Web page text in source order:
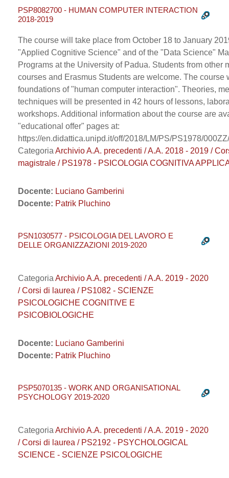
PSP8082700 - HUMAN COMPUTER INTERACTION
2018-2019
The course will take place from October 18 to January
"Applied Cognitive Science" and of the "Data Science"
Programs at the University of Padua. Students from other
courses and Erasmus Students are welcome. The course
foundations of "human computer interaction". Theories,
techniques will be presented in 42 hours of lessons,
workshops. Additional information about the course are
"educational offer" pages at:
https://en.didattica.unipd.it/off/2018/LM/PS/PS1978/
Categoria Archivio A.A. precedenti / A.A. 2018 - 2019 /
magistrale / PS1978 - PSICOLOGIA COGNITIVA
Docente: Luciano Gamberini
Docente: Patrik Pluchino
PSN1030577 - PSICOLOGIA DEL LAVORO E
DELLE ORGANIZZAZIONI 2019-2020
Categoria Archivio A.A. precedenti / A.A. 2019 - 2020
/ Corsi di laurea / PS1082 - SCIENZE
PSICOLOGICHE COGNITIVE E
PSICOBIOLOGICHE
Docente: Luciano Gamberini
Docente: Patrik Pluchino
PSP5070135 - WORK AND ORGANISATIONAL
PSYCHOLOGY 2019-2020
Categoria Archivio A.A. precedenti / A.A. 2019 - 2020
/ Corsi di laurea / PS2192 - PSYCHOLOGICAL
SCIENCE - SCIENZE PSICOLOGICHE